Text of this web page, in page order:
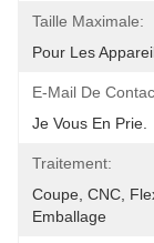
Taille Maximale:
Pour Les
E-Mail De
Je Vous En Prie.
Traitement:
Coupe, CNC,
Emballage